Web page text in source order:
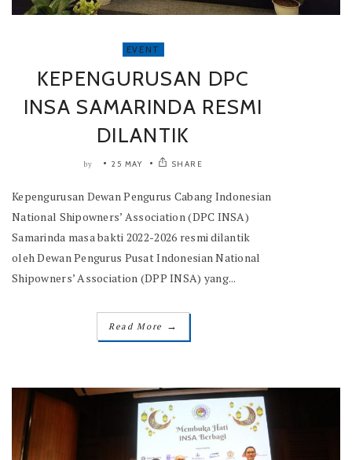
EVENT
KEPENGURUSAN DPC
INSA SAMARINDA RESMI
DILANTIK
by 25 MAY SHARE
Kepengurusan Dewan Pengurus Cabang Indonesian
National Shipowners’ Association (DPC INSA)
Samarinda masa bakti 2022-2026 resmi dilantik
oleh Dewan Pengurus Pusat Indonesian National
Shipowners’ Association (DPP INSA) yang...
Read More →